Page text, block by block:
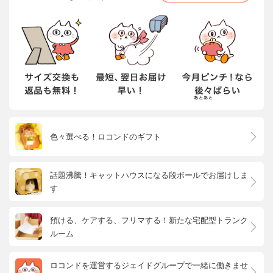
色々選べる！ロコンドのギフト
話題沸騰！キャットハウスになる段ボールでお届けしま
す
預ける、ケアする、フリマする！新たな宅配型トランク
ルーム
ロコンドを運営するジェイドグループで一緒に働きませ